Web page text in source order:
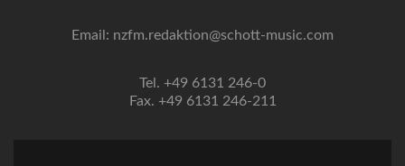
Email: nzfm.redaktion@schott-music.com
Tel. +49 6131 246-0
Fax. +49 6131 246-211